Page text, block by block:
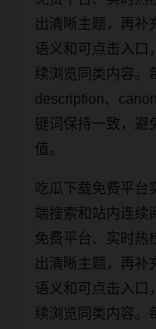
出清晰主题，再补
语义和可点击入口
续浏览同类内容。
description、
键词保持一致，避
值。
吃瓜下载免费平台
端搜索和站内连续
免费平台、实时热
出清晰主题，再补
语义和可点击入口
续浏览同类内容。